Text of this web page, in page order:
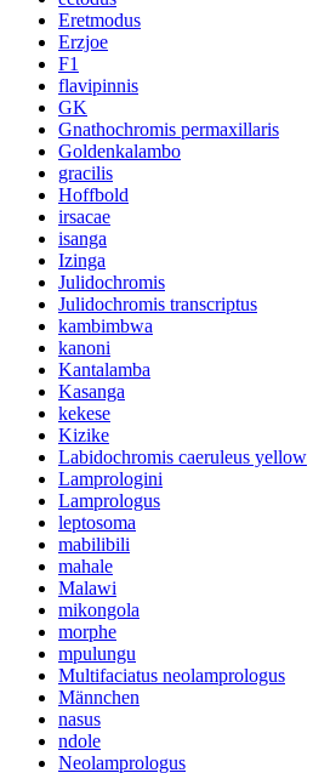
Eretmodus
Erzjoe
F1
flavipinnis
GK
Gnathochromis permaxillaris
Goldenkalambo
gracilis
Hoffbold
irsacae
isanga
Izinga
Julidochromis
Julidochromis transcriptus
kambimbwa
kanoni
Kantalamba
Kasanga
kekese
Kizike
Labidochromis caeruleus yellow
Lamprologini
Lamprologus
leptosoma
mabilibili
mahale
Malawi
mikongola
morphe
mpulungu
Multifaciatus neolamprologus
Männchen
nasus
ndole
Neolamprologus